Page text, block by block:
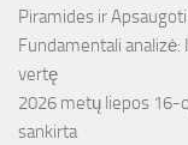
Piramides ir
Fundamentali
vertę
2026 metų liepos 16-
sankirta